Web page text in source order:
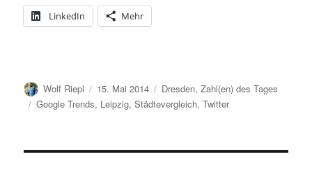
LinkedIn Mehr
Autor
Wolf Riepl
Veröffentlicht
am
15. Mai 2014 Kategorien
Dresden,Zahl(en) des Tages
Schlagwörter
Google Trends, Leipzig,Städtevergleich,Twitter